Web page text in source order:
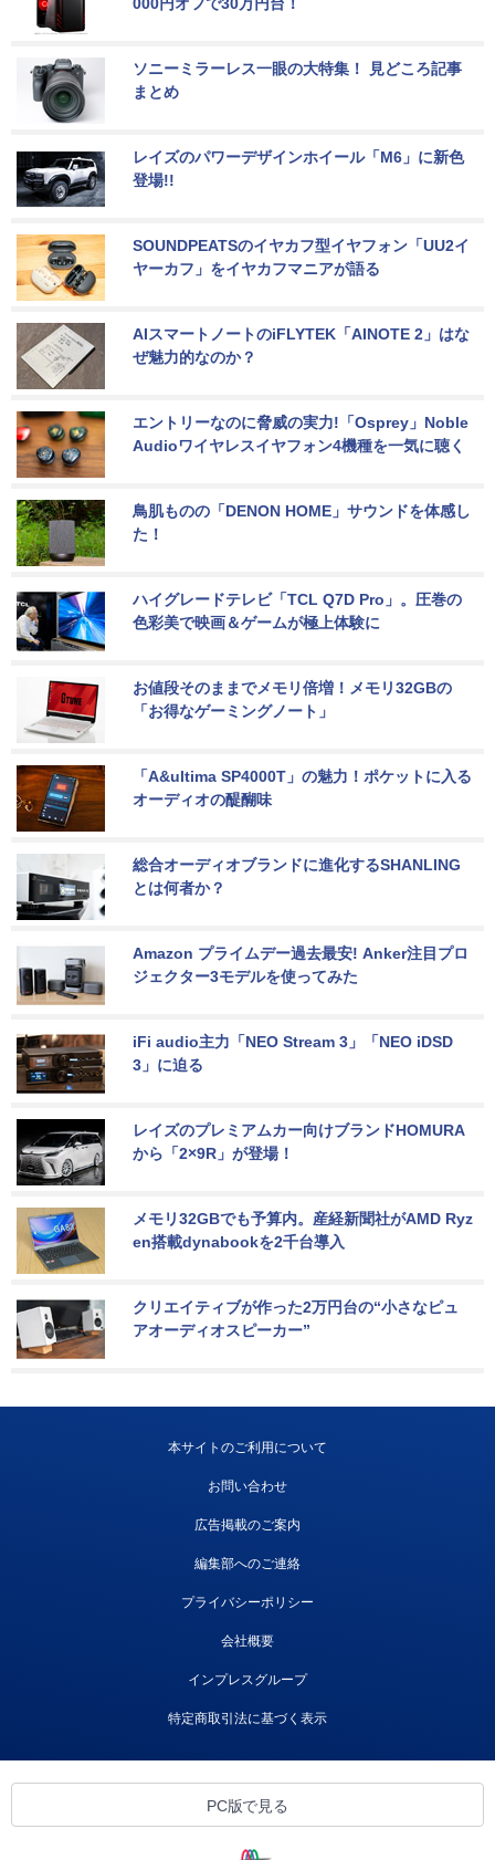
ソニーミラーレス一眼の大特集！ 見どころ記事
まとめ
レイズのパワーデザインホイール「M6」に新色
登場!!
SOUNDPEATSのイヤカフ型イヤフォン「UU2イ
ヤーカフ」をイヤカフマニアが語る
AIスマートノートのiFLYTEK「AINOTE 2」はな
ぜ魅力的なのか？
エントリーなのに脅威の実力!「Osprey」Noble
Audioワイヤレスイヤフォン4機種を一気に聴く
鳥肌ものの「DENON HOME」サウンドを体感し
た！
ハイグレードテレビ「TCL Q7D Pro」。圧巻の
色彩美で映画＆ゲームが極上体験に
お値段そのままでメモリ倍増！メモリ32GBの
「お得なゲーミングノート」
「A&ultima SP4000T」の魅力！ポケットに入る
オーディオの醍醐味
総合オーディオブランドに進化するSHANLING
とは何者か？
Amazon プライムデー過去最安! Anker注目プロ
ジェクター3モデルを使ってみた
iFi audio主力「NEO Stream 3」「NEO iDSD
3」に迫る
レイズのプレミアムカー向けブランドHOMURA
から「2×9R」が登場！
メモリ32GBでも予算内。産経新聞社がAMD Ryz
en搭載dynabookを2千台導入
クリエイティブが作った2万円台の“小さなピュ
アオーディオスピーカー”
本サイトのご利用について
お問い合わせ
広告掲載のご案内
編集部へのご連絡
プライバシーポリシー
会社概要
インプレスグループ
特定商取引法に基づく表示
PC版で見る